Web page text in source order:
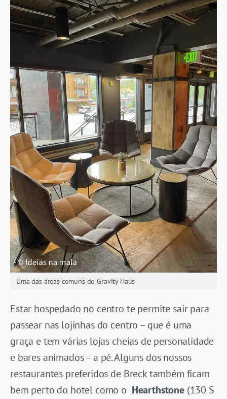
Uma das áreas comuns do Gravity Haus
Estar hospedado no centro te permite sair para
passear nas lojinhas do centro – que é uma
graça e tem várias lojas cheias de personalidade
e bares animados – a pé. Alguns dos nossos
restaurantes preferidos de Breck também ficam
bem perto do hotel como o Hearthstone (130 S